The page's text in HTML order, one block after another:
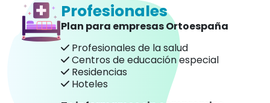
Profesionales
Plan para empresas Ortoespaña
Profesionales de la salud
Centros de educación especial
Residencias
Hoteles